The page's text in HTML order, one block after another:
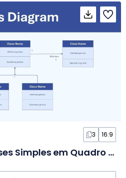
3 16:9
Diagrama de Classes Simples em Quadro Branco